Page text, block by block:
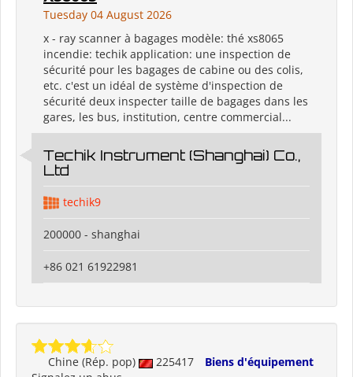
Tuesday 04 August 2026
x - ray scanner à bagages modèle: thé xs8065
incendie: techik application: une inspection de
sécurité pour les bagages de cabine ou des colis,
etc. c'est un idéal de système d'inspection de
sécurité deux inspecter taille de bagages dans les
gares, les bus, institution, centre commercial...
Techik Instrument (Shanghai) Co.,
Ltd
techik9
200000 - shanghai
+86 021 61922981
Chine (Rép. pop) 225417
Biens d'équipement